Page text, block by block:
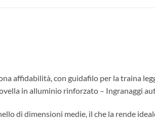
affidabilità, con guidafilo per la traina
in alluminio rinforzato – Ingranaggi
di dimensioni medie, il che la rende